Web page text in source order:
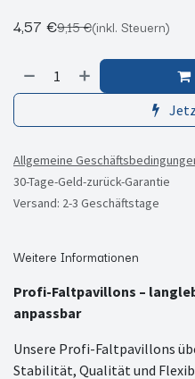
4,57 €9,15€(inkl. Steuern)
Allgemeine
30-Tage-Geld-zurück-Garantie
Versand: 2-3 Geschäftstage
Weitere Informationen
Profi-Faltpavillons –
anpassbar
Unsere Profi-Faltpavillons
Stabilität, Qualität und